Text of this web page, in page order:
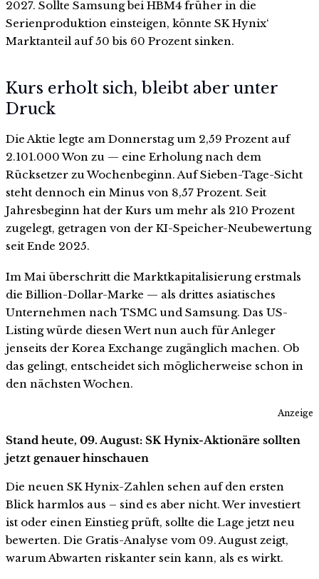
2027. Sollte Samsung bei HBM4 früher in die
Serienproduktion einsteigen, könnte SK Hynix‘
Marktanteil auf 50 bis 60 Prozent sinken.
Kurs erholt sich, bleibt aber unter
Druck
Die Aktie legte am Donnerstag um 2,59 Prozent auf
2.101.000 Won zu — eine Erholung nach dem
Rücksetzer zu Wochenbeginn. Auf Sieben-Tage-Sicht
steht dennoch ein Minus von 8,57 Prozent. Seit
Jahresbeginn hat der Kurs um mehr als 210 Prozent
zugelegt, getragen von der KI-Speicher-Neubewertung
seit Ende 2025.
Im Mai überschritt die Marktkapitalisierung erstmals
die Billion-Dollar-Marke — als drittes asiatisches
Unternehmen nach TSMC und Samsung. Das US-
Listing würde diesen Wert nun auch für Anleger
jenseits der Korea Exchange zugänglich machen. Ob
das gelingt, entscheidet sich möglicherweise schon in
den nächsten Wochen.
Anzeige
Stand heute, 09. August: SK Hynix-Aktionäre sollten
jetzt genauer hinschauen
Die neuen SK Hynix-Zahlen sehen auf den ersten
Blick harmlos aus – sind es aber nicht. Wer investiert
ist oder einen Einstieg prüft, sollte die Lage jetzt neu
bewerten. Die Gratis-Analyse vom 09. August zeigt,
warum Abwarten riskanter sein kann, als es wirkt.